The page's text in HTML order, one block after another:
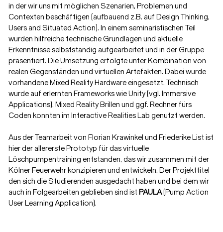
in der wir uns mit möglichen Szenarien, Problemen und
Contexten beschäftigen (aufbauend z.B. auf Design Thinking,
Users and Situated Action). In einem seminaristischen Teil
wurden hilfreiche technische Grundlagen und aktuelle
Erkenntnisse selbstständig aufgearbeitet und in der Gruppe
präsentiert. Die Umsetzung erfolgte unter Kombination von
realen Gegenständen und virtuellen Artefakten. Dabei wurde
vorhandene Mixed Reality Hardware eingesetzt. Technisch
wurde auf erlernten Frameworks wie Unity (vgl. Immersive
Applications). Mixed Reality Brillen und ggf. Rechner fürs
Coden konnten im Interactive Realities Lab genutzt werden.
Aus der Teamarbeit von Florian Krawinkel und Friederike List ist
hier der allererste Prototyp für das virtuelle
Löschpumpentraining entstanden, das wir zusammen mit der
Kölner Feuerwehr konzipieren und entwickeln. Der Projekttitel
den sich die Studierenden ausgedacht haben und bei dem wir
auch in Folgearbeiten geblieben sind ist PAULA(Pump Action
User Learning Application).